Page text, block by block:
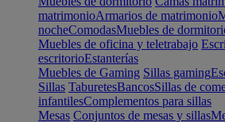
matrimonioArmarios de matrimonio
nocheComodasMuebles de
Muebles de oficina y teletrabajo
escritorioEstanterías
Muebles de Gaming Sillas gaming
Sillas TaburetesBancosSillas de
infantilesComplementos para sillas
Mesas Conjuntos de mesas y sillas